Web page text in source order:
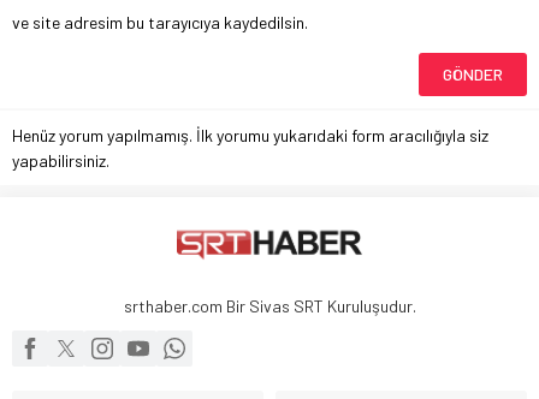
ve site adresim bu tarayıcıya kaydedilsin.
Henüz yorum yapılmamış. İlk yorumu yukarıdaki form aracılığıyla siz
yapabilirsiniz.
srthaber.com Bir Sivas SRT Kuruluşudur.